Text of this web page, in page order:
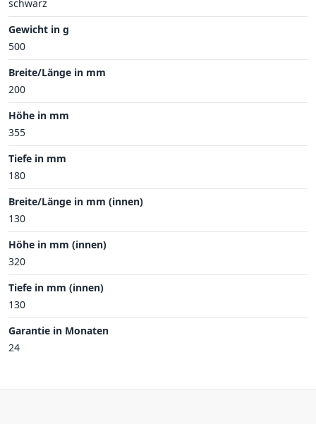
schwarz
Gewicht in g
500
Breite/Länge in mm
200
Höhe in mm
355
Tiefe in mm
180
Breite/Länge in mm (innen)
130
Höhe in mm (innen)
320
Tiefe in mm (innen)
130
Garantie in Monaten
24